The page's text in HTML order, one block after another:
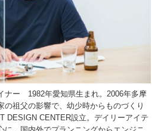
ー 1982年愛知県生まれ。2006年多摩
の祖父の影響で、幼少時からものづくり
DESIGN CENTER設立。デイリーアイテ
に、国内外でプランニングからエンジニ